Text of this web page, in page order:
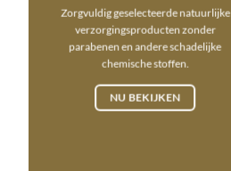
Zorgvuldig geselecteerde natuurlijke
verzorgingsproducten zonder
parabenen en andere schadelijke
chemische stoffen.
NU BEKIJKEN